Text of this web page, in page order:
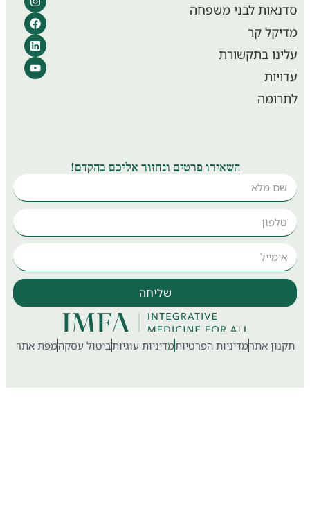
השאירו פרטים ונחזור אליכם בהקדם!
שליחה
לבני משפחה
קר
בתקשורת
אתרמדיניות הפרטיותמדיניות עוגיות ביטול עסקה מפת אתר